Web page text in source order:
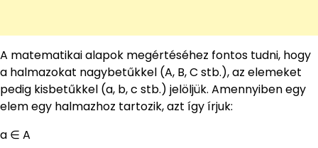
A matematikai alapok megértéséhez fontos tudni, hogy
a halmazokat nagybetűkkel (A, B, C stb.), az elemeket
pedig kisbetűkkel (a, b, c stb.) jelöljük. Amennyiben egy
elem egy halmazhoz tartozik, azt így írjuk:
a ∈ A